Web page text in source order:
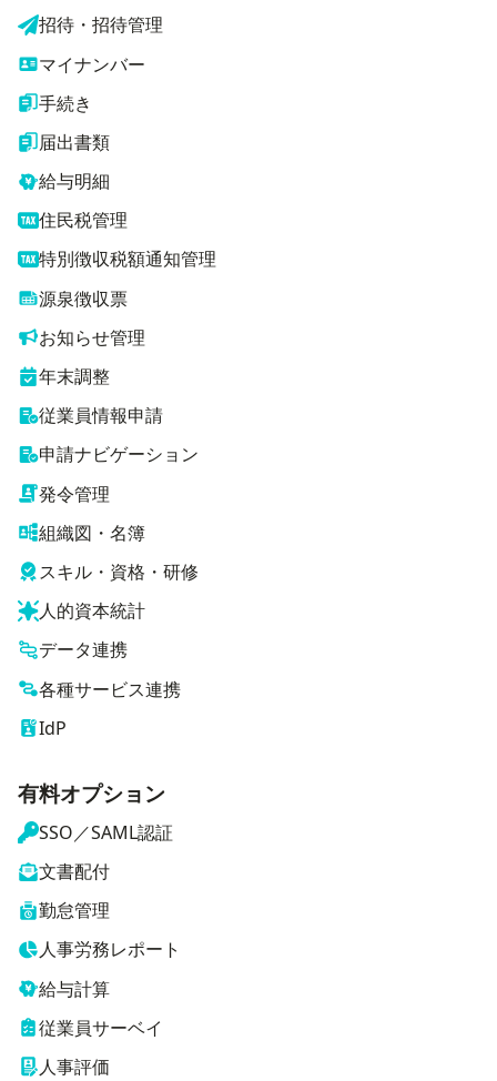
招待・招待管理
マイナンバー
手続き
届出書類
給与明細
住民税管理
特別徴収税額通知管理
源泉徴収票
お知らせ管理
年末調整
従業員情報申請
申請ナビゲーション
発令管理
組織図・名簿
スキル・資格・研修
人的資本統計
データ連携
各種サービス連携
IdP
有料オプション
SSO／SAML認証
文書配付
勤怠管理
人事労務レポート
給与計算
従業員サーベイ
人事評価